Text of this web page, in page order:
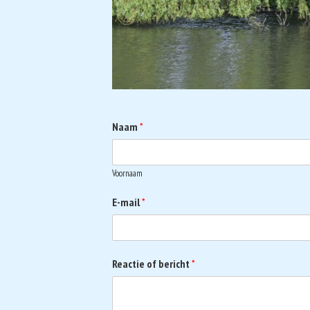
Naam *
Voornaam
E-mail*
Reactie of bericht *